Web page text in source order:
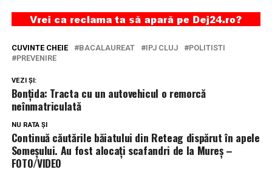
CUVINTE CHEIE BACALAUREAT IPJ CLUJ
POLITISTI
PREVENIRE
VEZI ȘI:
Bonțida: Tracta cu un autovehicul o remorcă
neînmatriculată
NU RATA ȘI
Continuă căutările băiatului din Reteag dispărut în apele
Someșului. Au fost alocați scafandri de la Mureș –
FOTO/VIDEO